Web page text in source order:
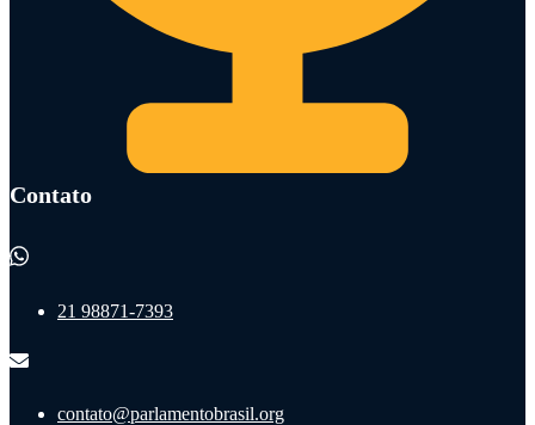
Contato
21 98871-7393
contato@parlamentobrasil.org